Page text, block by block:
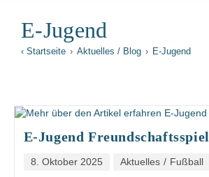
E-Jugend
‹ Startseite › Aktuelles / Blog › E-Jugend
E-Jugend Freundschaftsspiel
8. Oktober 2025 Aktuelles / Fußball